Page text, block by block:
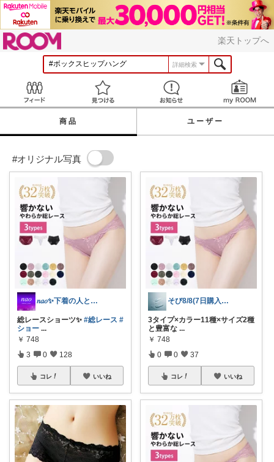
楽天トップへ
詳細検索
見つける お知らせ
商品 ユーザー
#オリジナル写真
𝑛𝑎𝑜✨下着の人と呼ばれたい♡
総レースショーツ✨ #総レース #
ショー ...
￥ 748
3 0 128
コレ いいね
そび8/8(7日購入感謝です末広がり㊗
3タイプ×カラー11種×サイズ2種
と豊富な ...
￥ 748
0 0 37
コレ いいね